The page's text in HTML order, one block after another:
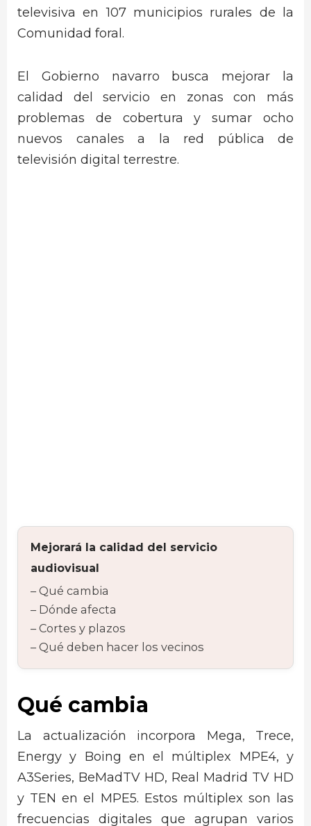
televisiva en 107 municipios rurales de la
Comunidad foral.
El Gobierno navarro busca mejorar la
calidad del servicio en zonas con más
problemas de cobertura y sumar ocho
nuevos canales a la red pública de
televisión digital terrestre.
Mejorará la calidad del servicio
audiovisual
Qué cambia
Dónde afecta
Cortes y plazos
Qué deben hacer los vecinos
Qué cambia
La actualización incorpora Mega, Trece,
Energy y Boing en el múltiplex MPE4, y
A3Series, BeMadTV HD, Real Madrid TV HD
y TEN en el MPE5. Estos múltiplex son las
frecuencias digitales que agrupan varios